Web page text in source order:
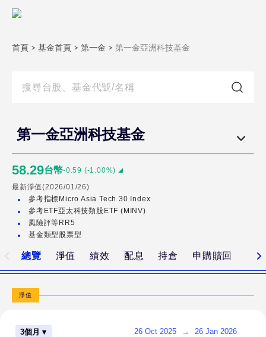
首頁 > 基金首頁 > 第一金 > 第一金亞洲科技基金
第一金亞洲科技基金
第
金
基
金
58.29台幣-0.59 (-1.00%)
最新淨值(2026/01/26)
參考指標 Micro Asia Tech 30 Index
參考ETF亞太科技類股ETF (MINV)
風險評等 RR5
基金類型 股票型
總覽 淨值 績效 配息 持倉 申購贖回 公
淨值
3個月 ▾ 26 Oct 2025 → 26 Jan 2026